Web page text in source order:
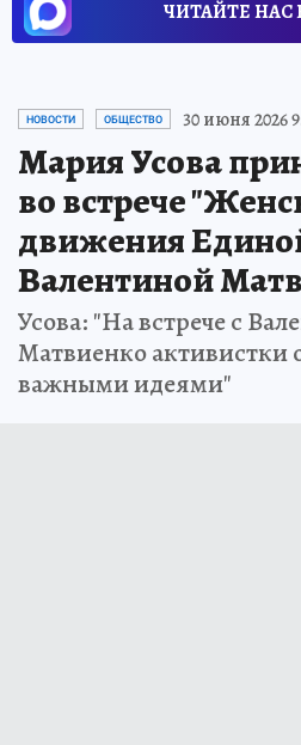
ЧИТАЙТЕ НАС
НОВОСТИ ОБЩЕСТВО 30 июня 2026
Мария Усова
во встрече
движения
Валентиной
Усова: "На встрече с
Матвиенко активистки
важными идеями"